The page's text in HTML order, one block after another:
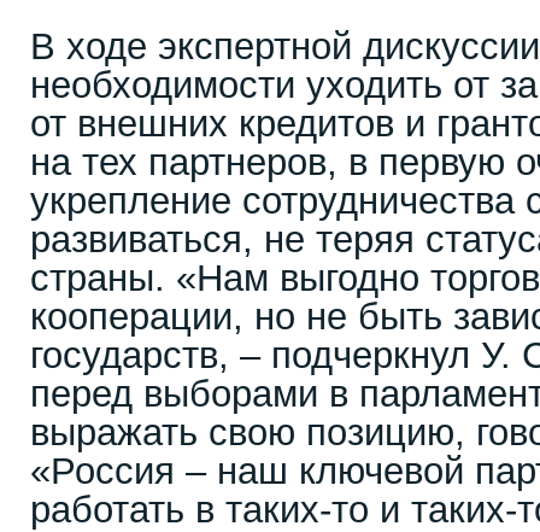
В ходе экспертной
необходимости уходить от
от внешних кредитов и
на тех партнеров, в первую
укрепление сотрудничества
развиваться, не теряя
страны. «Нам выгодно
кооперации, но не быть
государств, – подчеркнул
перед выборами в
выражать свою позицию,
«Россия – наш ключевой
работать в таких-то и